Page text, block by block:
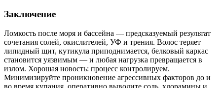
Заключение
Ломкость после моря и бассейна — предсказуемый результат
сочетания солей, окислителей, УФ и трения. Волос теряет
липидный щит, кутикула приподнимается, белковый каркас
становится уязвимым — и любая нагрузка превращается в
излом. Хорошая новость: процесс контролируем.
Минимизируйте проникновение агрессивных факторов до и